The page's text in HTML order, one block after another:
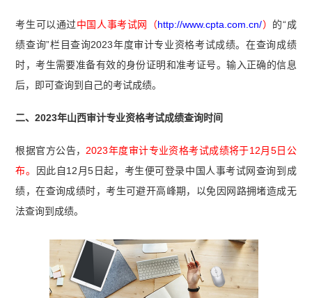
考生可以通过中国人事考试网（http://www.cpta.com.cn/） 的“成
绩查询”栏目查询2023年度审计专业资格考试成绩。在查询成绩
时，考生需要准备有效的身份证明和准考证号。输入正确的信息
后，即可查询到自己的考试成绩。
二、2023年山西审计专业资格考试成绩查询时间
根据官方公告， 2023年度审计专业资格考试成绩将于12月5日公
布。
因此自12月5日起，考生便可登录中国人事考试网查询到成
绩，在查询成绩时，考生可避开高峰期，以免因网路拥堵造成无
法查询到成绩。